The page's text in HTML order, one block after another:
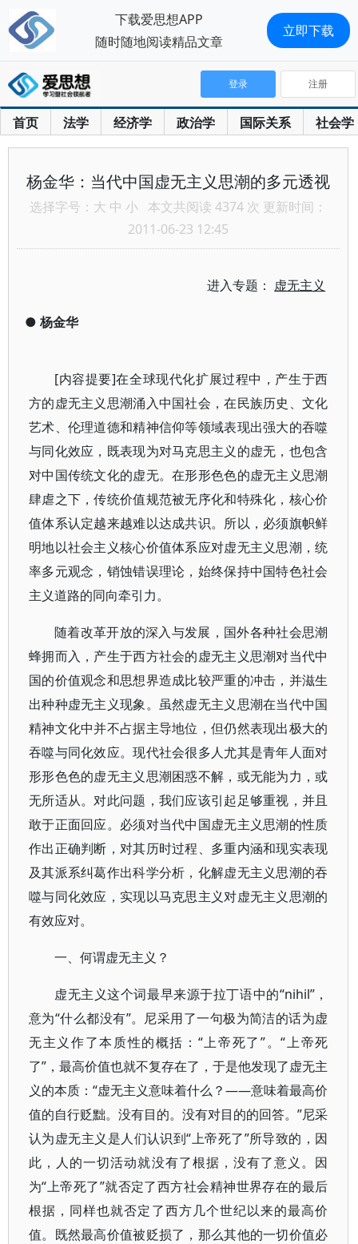
首页 法学 经济学 政治学 国际关系 社会学
登录 注册
杨金华：当代中国虚无主义思潮的多元透视
选择字号： 大 中 小 本文共阅读 4374 次 更新时间：
2011-06-23 12:45
进入专题： 虚无主义
● 杨金华
[内容提要]在全球现代化扩展过程中，产生于西
方的虚无主义思潮涌入中国社会，在民族历史、文化
艺术、伦理道德和精神信仰等领域表现出强大的吞噬
与同化效应，既表现为对马克思主义的虚无，也包含
对中国传统文化的虚无。在形形色色的虚无主义思潮
肆虐之下，传统价值规范被无序化和特殊化，核心价
值体系认定越来越难以达成共识。所以，必须旗帜鲜
明地以社会主义核心价值体系应对虚无主义思潮，统
率多元观念，销蚀错误理论，始终保持中国特色社会
主义道路的同向牵引力。
随着改革开放的深入与发展，国外各种社会思潮
蜂拥而入，产生于西方社会的虚无主义思潮对当代中
国的价值观念和思想界造成比较严重的冲击，并滋生
出种种虚无主义现象。虽然虚无主义思潮在当代中国
精神文化中并不占据主导地位，但仍然表现出极大的
吞噬与同化效应。现代社会很多人尤其是青年人面对
形形色色的虚无主义思潮困惑不解，或无能为力，或
无所适从。对此问题，我们应该引起足够重视，并且
敢于正面回应。必须对当代中国虚无主义思潮的性质
作出正确判断，对其历时过程、多重内涵和现实表现
及其派系纠葛作出科学分析，化解虚无主义思潮的吞
噬与同化效应，实现以马克思主义对虚无主义思潮的
有效应对。
一、何谓虚无主义？
虚无主义这个词最早来源于拉丁语中的“nihil”，
意为“什么都没有”。尼采用了一句极为简洁的话为虚
无主义作了本质性的概括：“上帝死了”。“上帝死
了”，最高价值也就不复存在了，于是他发现了虚无主
义的本质：“虚无主义意味着什么？——意味着最高价
值的自行贬黜。没有目的。没有对目的的回答。”尼采
认为虚无主义是人们认识到“上帝死了”所导致的，因
此，人的一切活动就没有了根据，没有了意义。因
为“上帝死了”就否定了西方社会精神世界存在的最后
根据，同样也就否定了西方几个世纪以来的最高价
值。既然最高价值被贬损了，那么其他的一切价值必
下载爱思想APP
随时随地阅读精品文章
立即下载